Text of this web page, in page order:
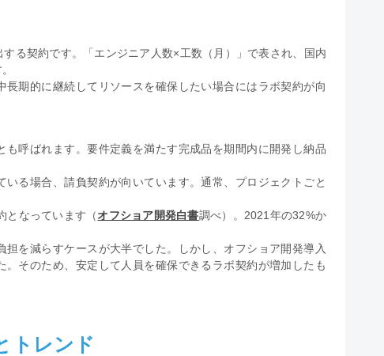
る契約です。「エンジニア人数×工数（月）」で表され、国内
期的に継続してリソースを確保したい場合にはラボ契約が向
呼ばれます。要件定義を満たす完成品を期間内に開発し納品
る場合、請負契約が向いています。通常、プロジェクトごと
となっています（オフショア開発白書調べ）。2021年の32%か
を減らすケースが大半でした。しかし、オフショア開発導入
そのため、安定して人員を確保できるラボ契約が増加したも
トレンド